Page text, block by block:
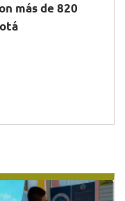
más de 820